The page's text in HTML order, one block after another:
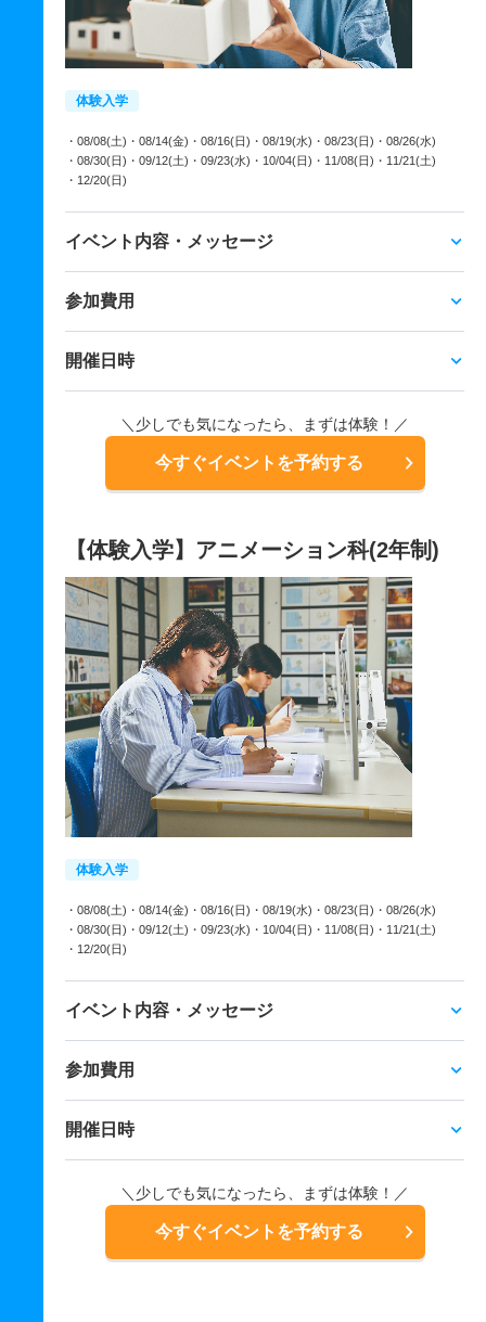
体験入学
・08/08(土) ・08/14(金) ・08/16(日) ・08/19(水) ・08/23(日) ・08/26(水)
・08/30(日) ・09/12(土) ・09/23(水) ・10/04(日) ・11/08(日) ・11/21(土)
・12/20(日)
イベント内容・メッセージ
参加費用
開催日時
＼少しでも気になったら、まずは体験！／
今すぐイベントを予約する
【体験入学】アニメーション科(2年制)
体験入学
・08/08(土) ・08/14(金) ・08/16(日) ・08/19(水) ・08/23(日) ・08/26(水)
・08/30(日) ・09/12(土) ・09/23(水) ・10/04(日) ・11/08(日) ・11/21(土)
・12/20(日)
イベント内容・メッセージ
参加費用
開催日時
＼少しでも気になったら、まずは体験！／
今すぐイベントを予約する